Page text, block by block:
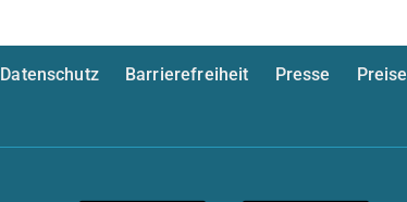
Datenschutz Barrierefreiheit Presse Preise